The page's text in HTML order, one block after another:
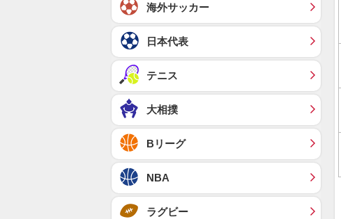
海外サッカー
日本代表
テニス
大相撲
Bリーグ
NBA
ラグビー